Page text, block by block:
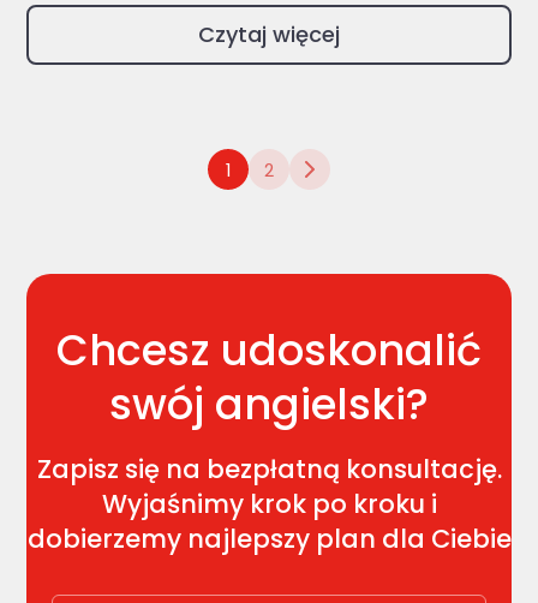
Czytaj więcej
1 2
Chcesz udoskonalić
swój angielski?
Zapisz się na bezpłatną konsultację.
Wyjaśnimy krok po kroku i
dobierzemy najlepszy plan dla Ciebie